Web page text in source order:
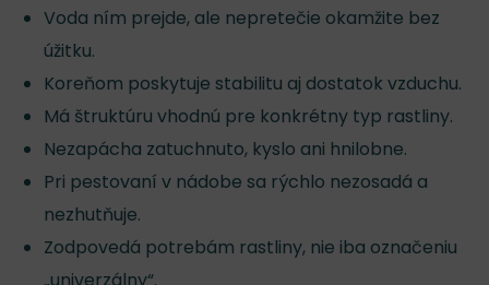
Voda ním prejde, ale nepretečie okamžite bez
úžitku.
Koreňom poskytuje stabilitu aj dostatok vzduchu.
Má štruktúru vhodnú pre konkrétny typ rastliny.
Nezapácha zatuchnuto, kyslo ani hnilobne.
Pri pestovaní v nádobe sa rýchlo nezosadá a
nezhutňuje.
Zodpovedá potrebám rastliny, nie iba označeniu